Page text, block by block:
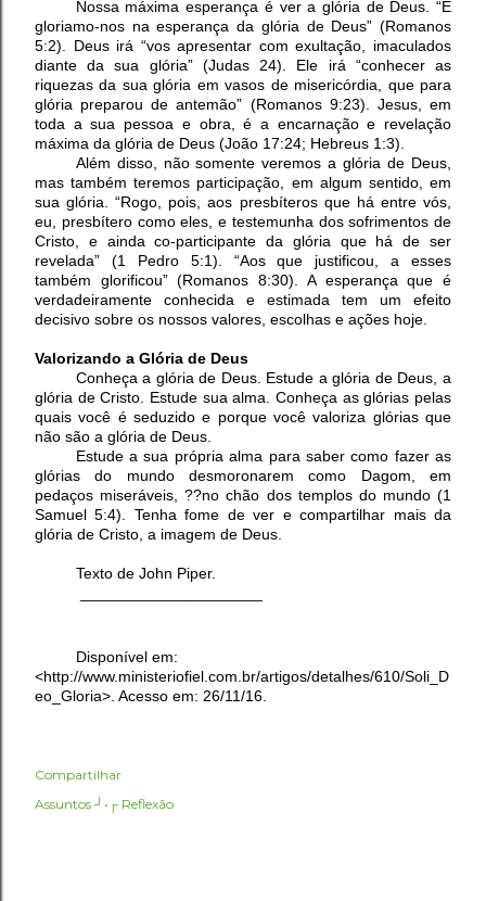
Nossa máxima esperança é ver a glória de Deus. “E
gloriamo-nos na esperança da glória de Deus” (Romanos
5:2). Deus irá “vos apresentar com exultação, imaculados
diante da sua glória” (Judas 24). Ele irá “conhecer as
riquezas da sua glória em vasos de misericórdia, que para
glória preparou de antemão” (Romanos 9:23). Jesus, em
toda a sua pessoa e obra, é a encarnação e revelação
máxima da glória de Deus (João 17:24; Hebreus 1:3).
Além disso, não somente veremos a glória de Deus,
mas também teremos participação, em algum sentido, em
sua glória. “Rogo, pois, aos presbíteros que há entre vós,
eu, presbítero como eles, e testemunha dos sofrimentos de
Cristo, e ainda co-participante da glória que há de ser
revelada” (1 Pedro 5:1). “Aos que justificou, a esses
também glorificou” (Romanos 8:30). A esperança que é
verdadeiramente conhecida e estimada tem um efeito
decisivo sobre os nossos valores, escolhas e ações hoje.
Valorizando a Glória de Deus
Conheça a glória de Deus. Estude a glória de Deus, a
glória de Cristo. Estude sua alma. Conheça as glórias pelas
quais você é seduzido e porque você valoriza glórias que
não são a glória de Deus.
Estude a sua própria alma para saber como fazer as
glórias do mundo desmoronarem como Dagom, em
pedaços miseráveis, ??no chão dos templos do mundo (1
Samuel 5:4). Tenha fome de ver e compartilhar mais da
glória de Cristo, a imagem de Deus.
Texto de John Piper.
Disponível em:
<http://www.ministeriofiel.com.br/artigos/detalhes/610/Soli_D
eo_Gloria>. Acesso em: 26/11/16.
Compartilhar
Assuntos ┘•┌ Reflexão